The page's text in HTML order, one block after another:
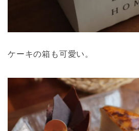
ケーキの箱も可愛い。